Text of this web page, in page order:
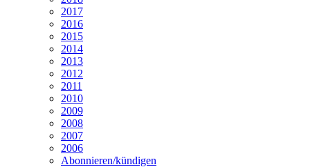
2017
2016
2015
2014
2013
2012
2011
2010
2009
2008
2007
2006
Abonnieren/kündigen